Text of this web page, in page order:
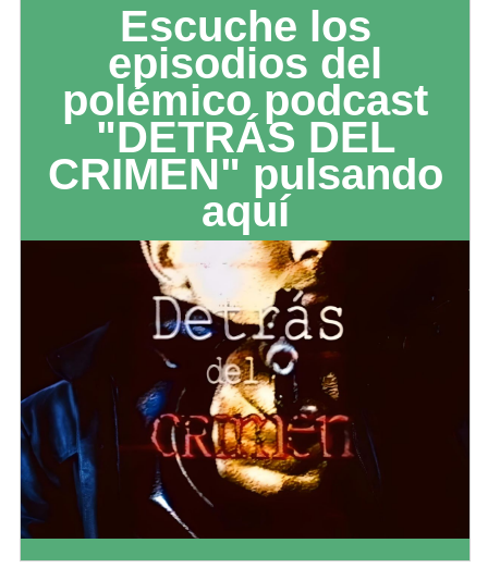
Escuche los
episodios del
polémico podcast
"DETRÁS DEL
CRIMEN" pulsando
aquí